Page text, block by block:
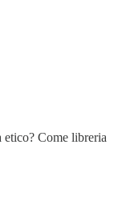
Come libreria